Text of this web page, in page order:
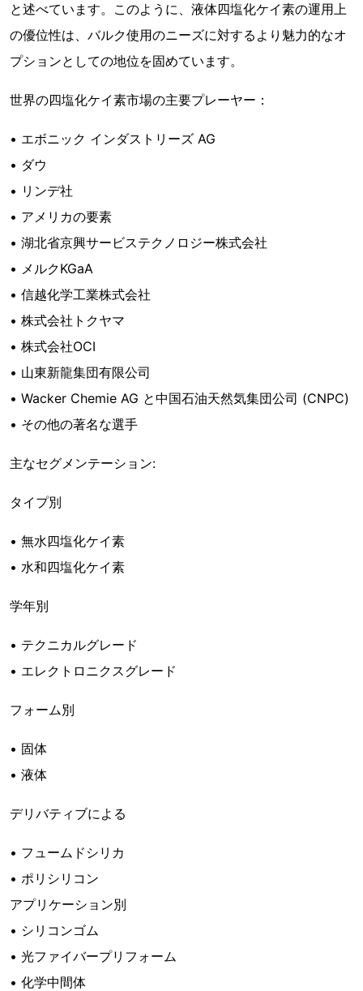
と述べています。このように、液体四塩化ケイ素の運用上
の優位性は、バルク使用のニーズに対するより魅力的なオ
プションとしての地位を固めています。
世界の四塩化ケイ素市場の主要プレーヤー：
• エボニック インダストリーズ AG
• ダウ
• リンデ社
• アメリカの要素
• 湖北省京興サービステクノロジー株式会社
• メルクKGaA
• 信越化学工業株式会社
• 株式会社トクヤマ
• 株式会社OCI
• 山東新龍集団有限公司
• Wacker Chemie AG と中国石油天然気集団公司 (CNPC)
• その他の著名な選手
主なセグメンテーション:
タイプ別
• 無水四塩化ケイ素
• 水和四塩化ケイ素
学年別
• テクニカルグレード
• エレクトロニクスグレード
フォーム別
• 固体
• 液体
デリバティブによる
• フュームドシリカ
• ポリシリコン
アプリケーション別
• シリコンゴム
• 光ファイバープリフォーム
• 化学中間体